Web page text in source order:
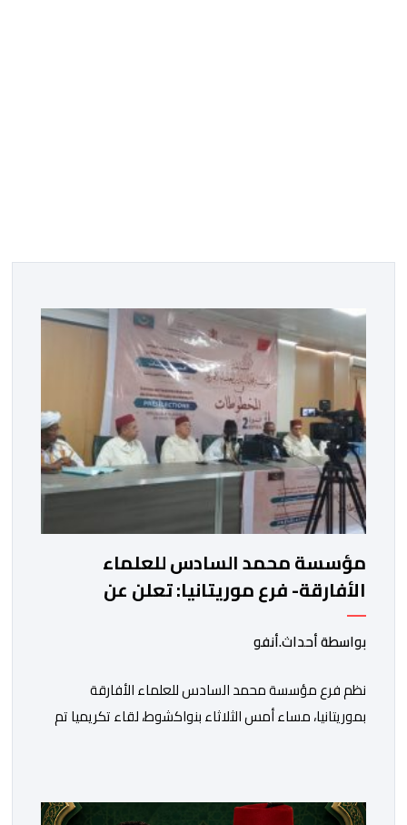
مؤسسة محمد السادس للعلماء
الأفارقة- فرع موريتانيا: تعلن عن
المتأهلين في مسابقة المخطوطات
والوثائق الإسلامية – الإفريقية
بواسطة أحداث.أنفو
نظم فرع مؤسسة محمد السادس للعلماء الأفارقة
بموريتانيا، مساء أمس الثلاثاء بنواكشوط، لقاء تكريميا تم
الإفريقية. وجرت هذه المسابقة التي بلغت دورتها الثالثة في